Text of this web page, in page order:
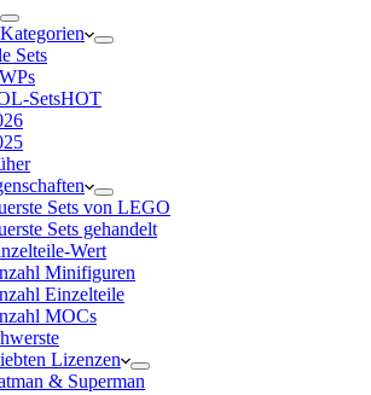
Sets
SetsHOT
Sets von LEGO
Sets gehandelt
Wert
Minifiguren
Einzelteile
MOCs
Lizenzen
& Superman